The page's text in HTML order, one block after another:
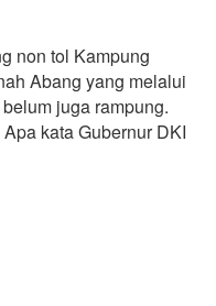
non tol Kampung
Abang yang melalui
juga rampung.
kata Gubernur DKI